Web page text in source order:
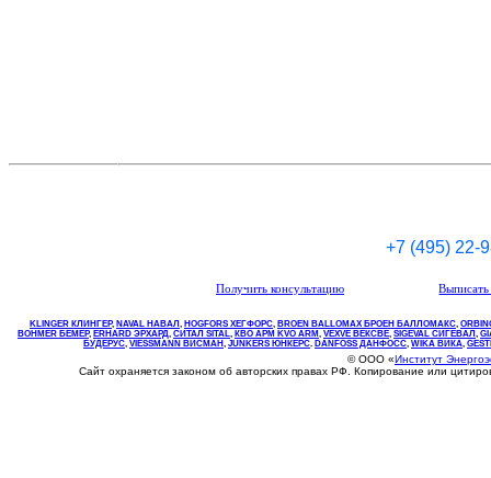
+7 (495) 22-
Получить консультацию
KLINGER КЛИНГЕР, NAVAL НАВАЛ , НOGFORS ХЕГФОРС, BROEN BALLOMAX БРОЕН БАЛЛОМАКС,
BOHMER БЕМЕР, ERHARD ЭРХАРД, СИТАЛ SITAL, КВО АРМ KVO ARM, VEXVE ВЕКСВЕ, SIGEVAL СИГЕВАЛ ,
БУДЕРУС, VIESSMANN ВИСМАН , JUNKERS ЮНКЕРС. DANFOSS ДАНФОСС, WIKA ВИКА,
© ООО «Институт
Сайт охраняется законом об авторских правах РФ. Копирование или